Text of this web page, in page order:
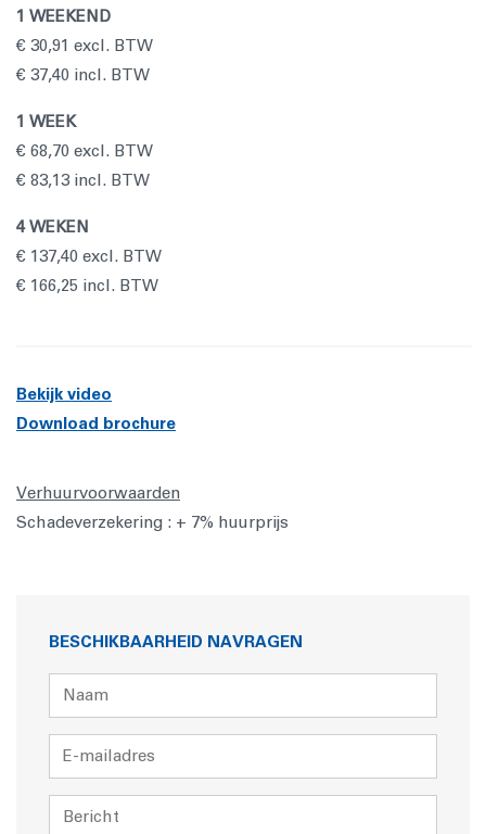
1 WEEKEND
€ 30,91 excl. BTW
€ 37,40 incl. BTW
1 WEEK
€ 68,70 excl. BTW
€ 83,13 incl. BTW
4 WEKEN
€ 137,40 excl. BTW
€ 166,25 incl. BTW
Bekijk video
Download brochure
Verhuurvoorwaarden
Schadeverzekering : + 7% huurprijs
BESCHIKBAARHEID NAVRAGEN